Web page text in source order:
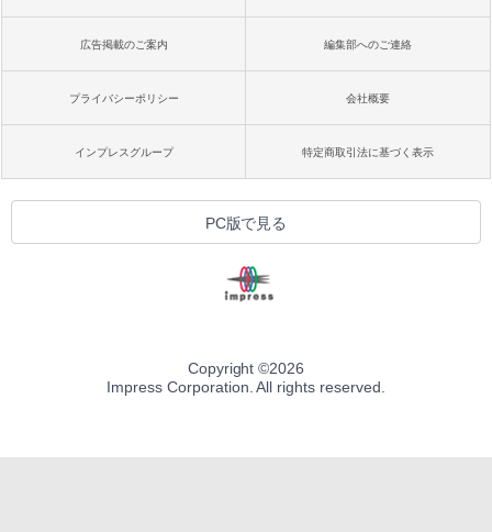
広告掲載のご案内 編集部へのご連絡
プライバシーポリシー 会社概要
インプレスグループ 特定商取引法に基づく表示
PC版で見る
Copyright ©2026
Impress Corporation. All rights reserved.